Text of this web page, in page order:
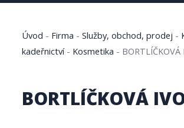
Úvod - Firma -Služby, obchod, prodej -
kadeřnictví- Kosmetika - BORTLÍČKOVÁ
BORTLÍČKOVÁ